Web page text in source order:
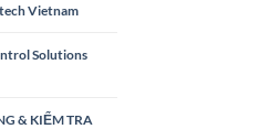
Vietnam
Solutions
& KIỂM TRA